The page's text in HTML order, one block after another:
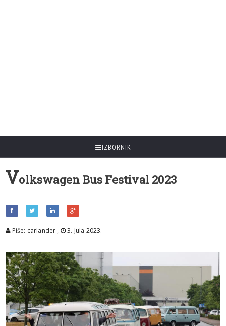
IZBORNIK
Volkswagen Bus Festival 2023
Piše: carlander , 3. Jula 2023.